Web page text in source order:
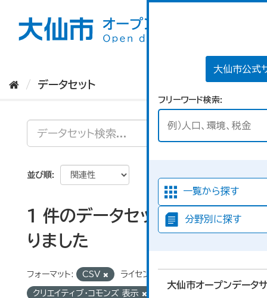
大仙市公式
フリーワード検索
一覧から探す
分野別に探す
大仙市オープンデータ
データセット
並び順
1 件のデータセットが見つか
りました
フォーマット: CSV ライセンス:
クリエイティブ・コモンズ 表示